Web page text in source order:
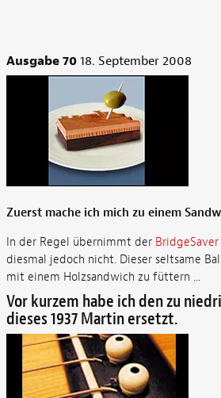
Ausgabe 7018. September 2008
Zuerst mache ich mich zu einem
In der Regel übernimmt der BridgeSaver
diesmal jedoch nicht. Dieser seltsame
mit einem Holzsandwich zu füttern ...
Vor kurzem habe ich den zu
dieses 1937 Martin ersetzt.